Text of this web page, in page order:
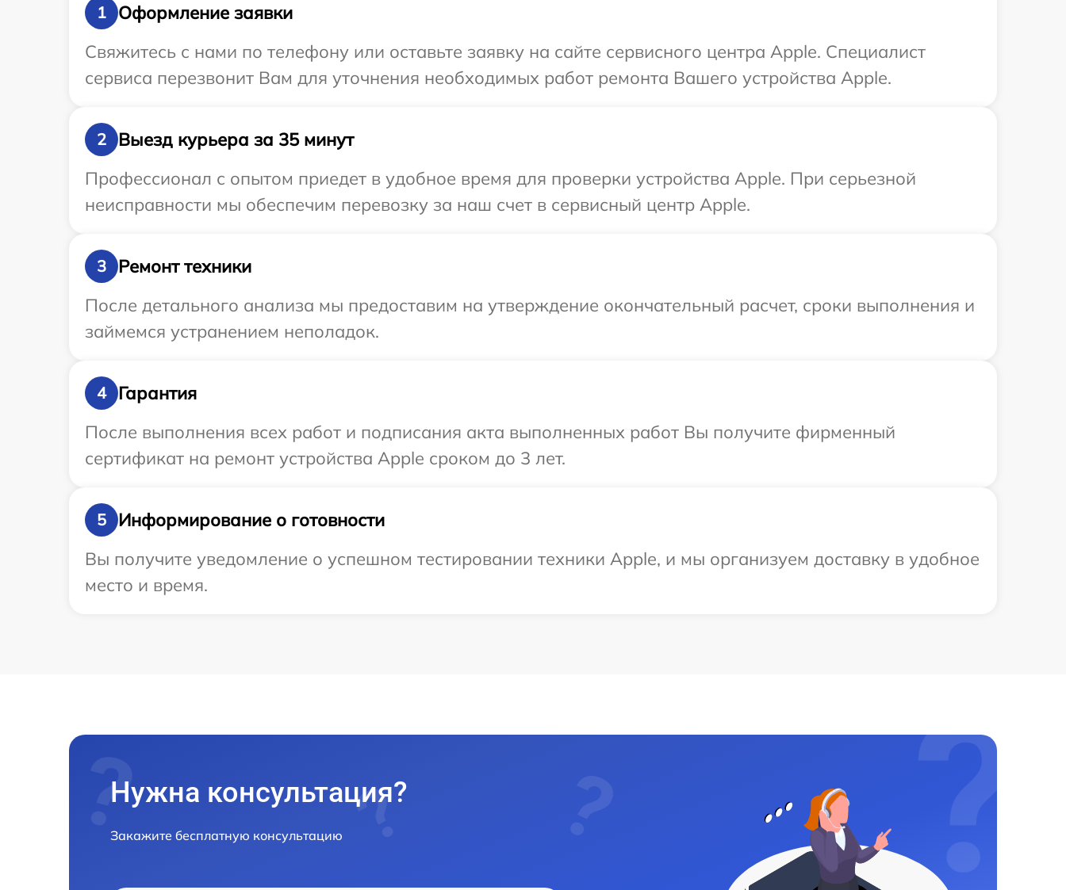
1
Оформление заявки
Свяжитесь с нами по телефону или оставьте заявку на сайте сервисного центра Apple. Специалист
сервиса перезвонит Вам для уточнения необходимых работ ремонта Вашего устройства Apple.
2
Выезд курьера за 35 минут
Профессионал с опытом приедет в удобное время для проверки устройства Apple. При серьезной
неисправности мы обеспечим перевозку за наш счет в сервисный центр Apple.
3
Ремонт техники
После детального анализа мы предоставим на утверждение окончательный расчет, сроки выполнения и
займемся устранением неполадок.
4
Гарантия
После выполнения всех работ и подписания акта выполненных работ Вы получите фирменный
сертификат на ремонт устройства Apple сроком до 3 лет.
5
Информирование о готовности
Вы получите уведомление о успешном тестировании техники Apple, и мы организуем доставку в удобное
место и время.
Нужна консультация?
Закажите бесплатную консультацию